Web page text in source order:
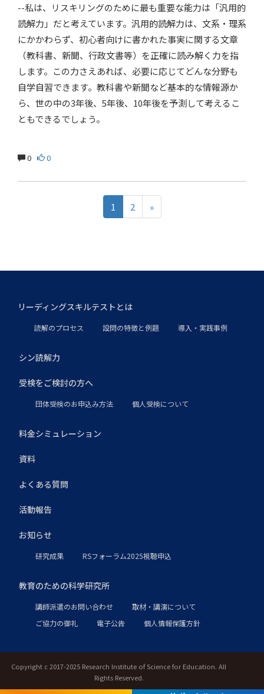
--私は、リスキリングのために最も重要な能力は「汎用的
読解力」だと考えています。汎用的読解力は、文系・理系
にかかわらず、初心者向けに書かれた事実に関する文章
（教科書、新聞、行政文書等）を正確に読み解く力を指
します。この力さえあれば、必要に応じてどんな分野も
自学自習できます。教科書や新聞など基本的な情報源か
ら、世の中の3年後、5年後、10年後を予測して考えるこ
ともできるでしょう。
0 0
1 2 »
リーディングスキルテストとは
読解のプロセス 設問の特徴と例題 導入・実践事例
シン読解力
受検をご検討の方へ
団体受検のお申込み方法 個人受検について
料金シミュレーション
資料
よくある質問
活動報告
お知らせ
研究成果 RSフォーラム2025視聴申込
教育のための科学研究所
講師派遣のお問い合わせ
取材・講演について
ご協力の御礼
電子公告 個人情報保護方針
Copyright c 2017-2025 Research Institute of Science for Education. All
Rights Reserved.